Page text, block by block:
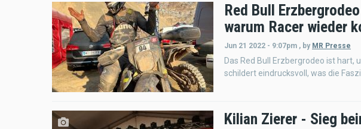
Red Bull
warum Racer wieder
Jun 21 2022 - 9:07pm , by MR Presse
Das Red Bull Erzbergrodeo ist hart,
schildert eindrucksvoll, was die
Kilian Zierer - Sieg